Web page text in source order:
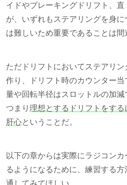
イドやブレーキングドリフト 直
が、いずれもステアリングを身
は難しいため重要であることは間
ただドリフトにおいてステアリ
作り、ドリフト時のカウンター
量や回転半径はスロットルの加減
つまり 理想とするドリフトをす
肝心ということだ。
以下の章からは実際にラジコン
るようになるために、練習する